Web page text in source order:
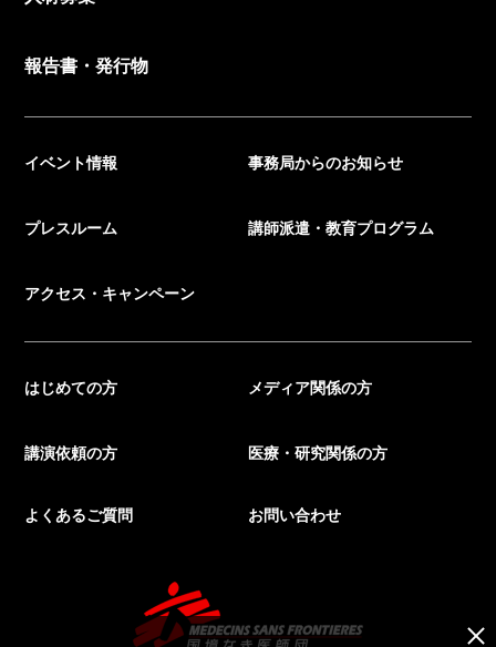
報告書・発行物
イベント情報 事務局からのお知らせ
プレスルーム 講師派遣・教育プログラム
アクセス・キャンペーン
はじめての方 メディア関係の方
講演依頼の方 医療・研究関係の方
よくあるご質問 お問い合わせ